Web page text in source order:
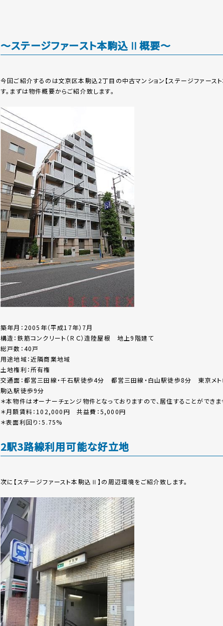
～ステージファースト本駒込Ⅱ概要～
今回ご紹介するのは文京区本駒込2丁目の中古マンション【ステージファース
す。まずは物件概要からご紹介致します。
築年月：2005年（平成17年）7月
構造：鉄筋コンクリート（ＲＣ）造陸屋根 地上9階建て
総戸数：40戸
用途地域：近隣商業地域
土地権利：所有権
交通面：都営三田線・千石駅徒歩4分 都営三田線・白山駅徒歩8分 東京メト
駒込駅徒歩9分
＊本物件はオーナーチェンジ物件となっておりますので、居住することができま
＊月額賃料：102,000円 共益費：5,000円
＊表面利回り：5.75%
2駅3路線利用可能な好立地
次に【ステージファースト本駒込Ⅱ】の周辺環境をご紹介致します。